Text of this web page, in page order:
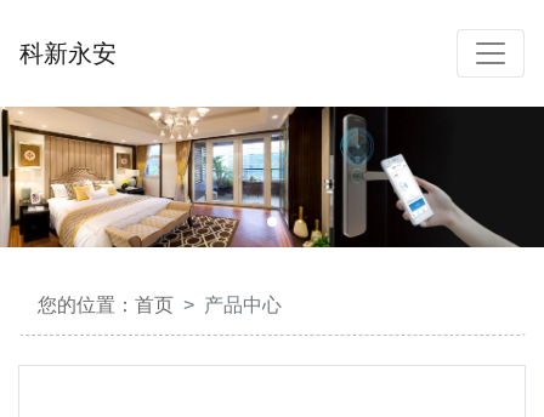
科新永安
您的位置： 首页 产品中心